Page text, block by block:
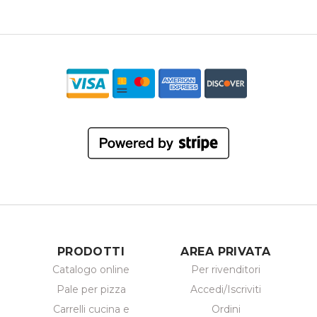
PRODOTTI
Catalogo online
Pale per pizza
Carrelli cucina e
AREA PRIVATA
Per rivenditori
Accedi/Iscriviti
Ordini